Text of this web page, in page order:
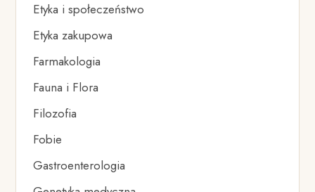
Etyka i społeczeństwo
Etyka zakupowa
Farmakologia
Fauna i Flora
Filozofia
Fobie
Gastroenterologia